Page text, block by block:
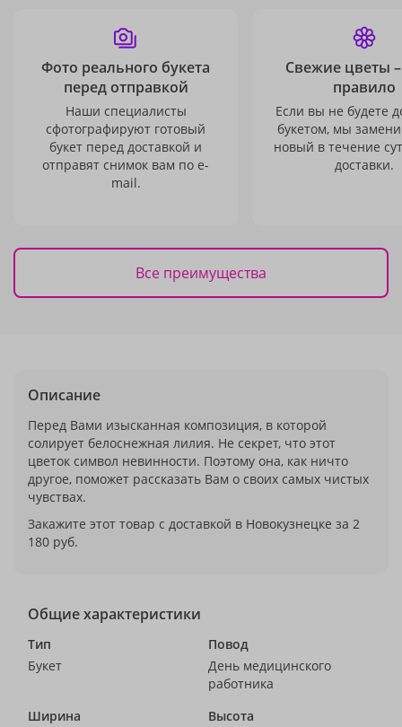
Фото реального букета
перед отправкой
Наши специалисты
сфотографируют готовый
букет перед доставкой и
отправят снимок вам по e-
mail.
Свежие цветы
правило
Если вы не будете
букетом, мы
новый в течение
доставки.
Все преимущества
Описание
Перед Вами изысканная композиция, в которой
солирует белоснежная лилия. Не секрет, что этот
цветок символ невинности. Поэтому она, как ничто
другое, поможет рассказать Вам о своих самых чистых
чувствах.
Закажите этот товар с доставкой в Новокузнецке за 2
180 руб.
Общие характеристики
Тип
Букет
Повод
День медицинского
работника
Ширина
Высота